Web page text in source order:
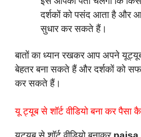
दर्शकों को पसंद आता है और
सुधार कर सकते हैं।
बातों का ध्यान रखकर आप अपने यूट्यूब
बेहतर बना सकते हैं और दर्शकों को
कर सकते हैं।
यू ट्यूब से शॉर्ट वीडियो बना कर पैसा